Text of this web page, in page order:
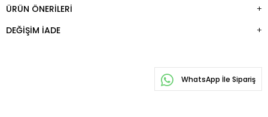
ÜRÜN ÖNERILERI
DEĞIŞIM İADE
WhatsApp İle Sipariş